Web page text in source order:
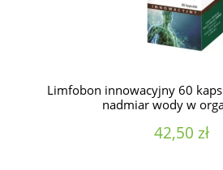
Limfobon innowacyjny 60
nadmiar wody w
42,50 zł